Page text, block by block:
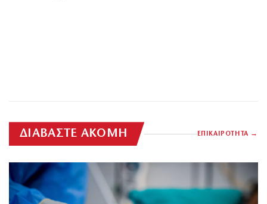
ΔΙΑΒΑΣΤΕ ΑΚΟΜΗ ΕΠΙΚΑΙΡΟΤΗΤΑ